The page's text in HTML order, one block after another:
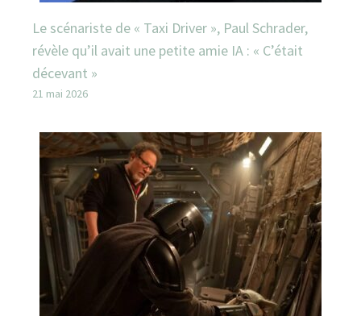
Le scénariste de « Taxi Driver », Paul Schrader,
révèle qu’il avait une petite amie IA : « C’était
décevant »
21 mai 2026